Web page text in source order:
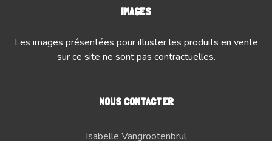
IMAGES
Les images présentées pour illuster les produits en vente
sur ce site ne sont pas contractuelles.
NOUS CONTACTER
Isabelle Vangrootenbrul